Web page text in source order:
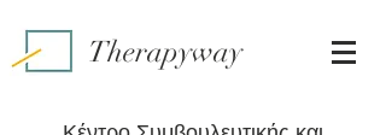
Therapyway